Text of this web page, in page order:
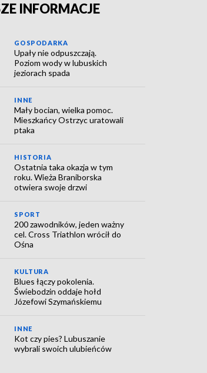
INFORMACJE
GOSPODARKA
Upały nie odpuszczają.
Poziom wody w lubuskich
jeziorach spada
INNE
Mały bocian, wielka pomoc.
Mieszkańcy Ostrzyc uratowali
ptaka
HISTORIA
Ostatnia taka okazja w tym
roku. Wieża Braniborska
otwiera swoje drzwi
SPORT
200 zawodników, jeden ważny
cel. Cross Triathlon wrócił do
Ośna
KULTURA
Blues łączy pokolenia.
Świebodzin oddaje hołd
Józefowi Szymańskiemu
INNE
Kot czy pies? Lubuszanie
wybrali swoich ulubieńców